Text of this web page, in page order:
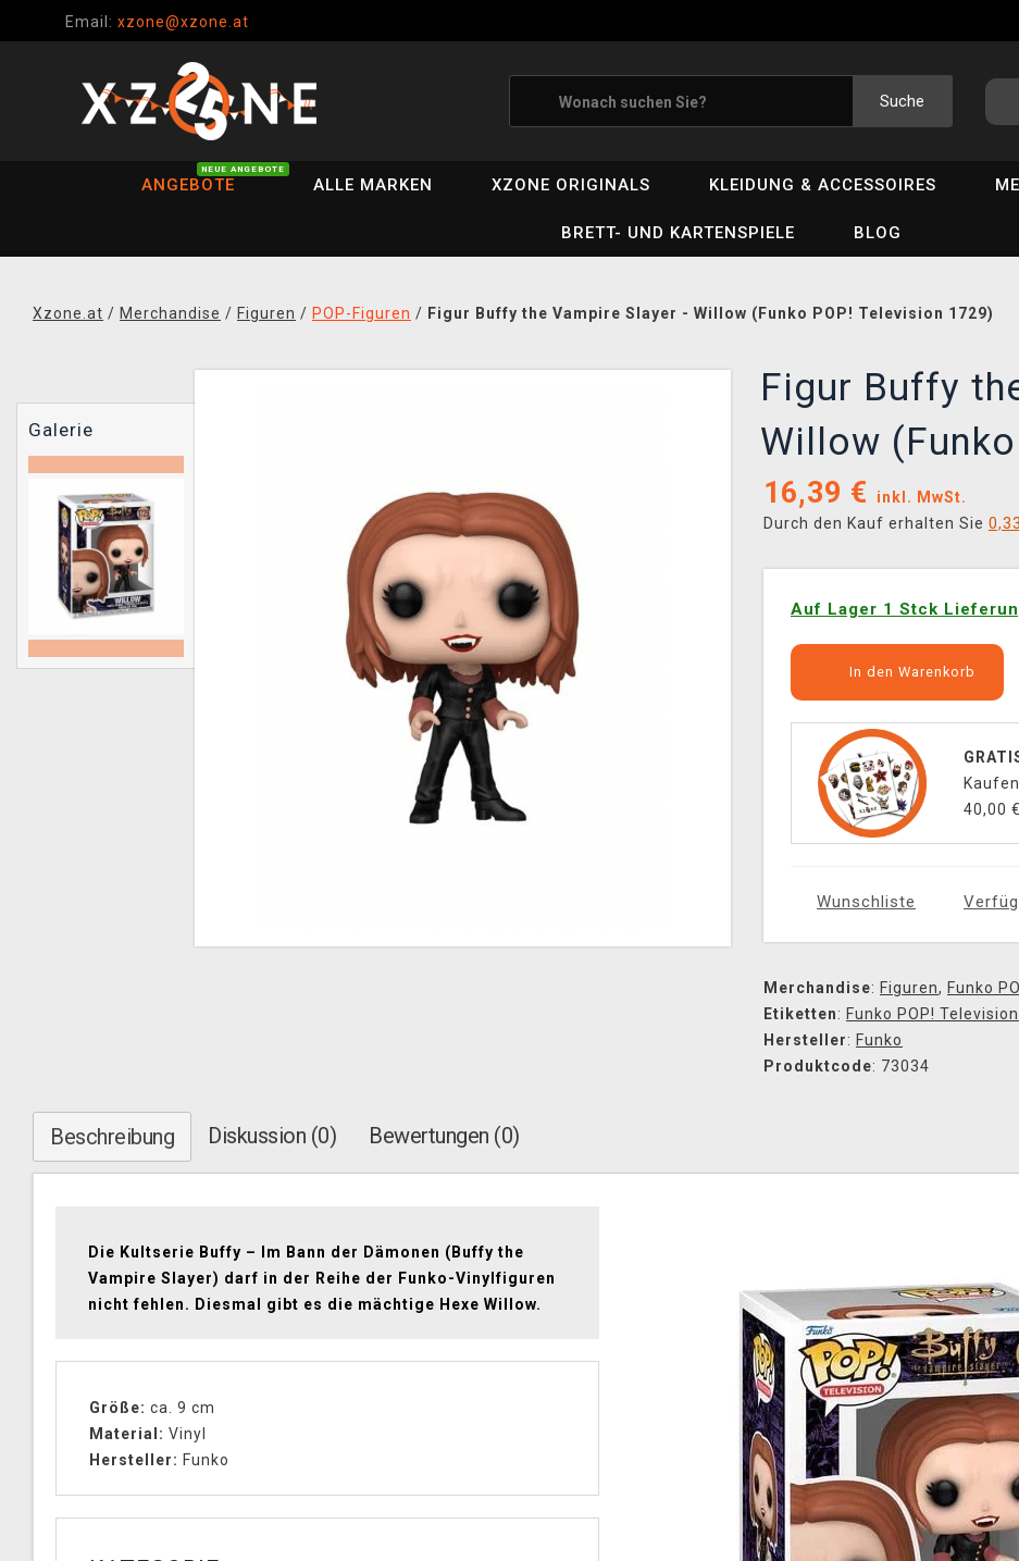
Email: xzone@xzone.at
Suche
ANGEBOTE
NEUE ANGEBOTE
ALLE MARKEN XZONE ORIGINALS KLEIDUNG & ACCESSOIRES
BRETT- UND KARTENSPIELE BLOG
Xzone.at / Merchandise / Figuren / POP-Figuren / Figur Buffy the Vampire Slayer - Willow (Funko POP! Television 1729)
Galerie
Figur Buffy
Willow
16,39 €
inkl. MwSt.
Durch den Kauf erhalten Sie
Auf Lager 1 Stck
In den Warenkorb
40,00
Wunschliste
Merchandise: Figuren, Funko
Etiketten: Funko POP! Television
Hersteller: Funko
Produktcode: 73034
Beschreibung Diskussion (0) Bewertungen (0)
Die Kultserie Buffy – Im Bann der Dämonen (Buffy the
Vampire Slayer) darf in der Reihe der Funko-Vinylfiguren
nicht fehlen. Diesmal gibt es die mächtige Hexe Willow.
Größe: ca. 9 cm
Material: Vinyl
Hersteller: Funko